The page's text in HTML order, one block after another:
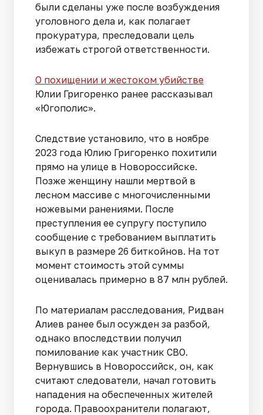
были сделаны уже после возбуждения
уголовного дела и, как полагает
прокуратура, преследовали цель
избежать строгой ответственности.
О похищении и жестоком убийстве
Юлии Григоренко ранее рассказывал
«Югополис».
Следствие установило, что в ноябре
2023 года Юлию Григоренко похитили
прямо на улице в Новороссийске.
Позже женщину нашли мертвой в
лесном массиве с многочисленными
ножевыми ранениями. После
преступления ее супругу поступило
сообщение с требованием выплатить
выкуп в размере 26 биткойнов. На тот
момент стоимость этой суммы
оценивалась примерно в 87 млн рублей.
По материалам расследования, Ридван
Алиев ранее был осужден за разбой,
однако впоследствии получил
помилование как участник СВО.
Вернувшись в Новороссийск, он, как
считают следователи, начал готовить
нападения на обеспеченных жителей
города. Правоохранители полагают,